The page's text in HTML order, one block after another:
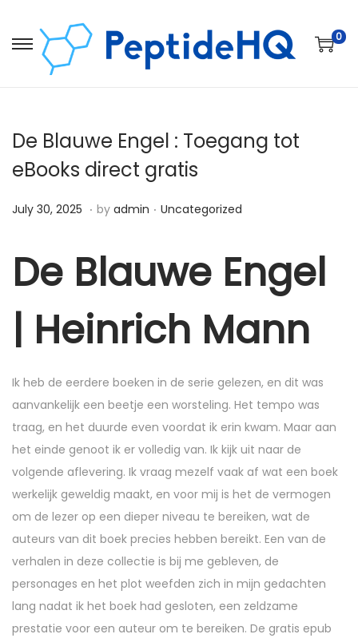
0
De Blauwe Engel : Toegang tot
eBooks direct gratis
Posted on
July 30, 2025 D
e
b
e
7
,
2
0
2
5
. by admin . Posted in
Uncategorized
De Blauwe Engel
| Heinrich Mann
Ik heb de eerdere boeken in de serie gelezen, en dit was
aanvankelijk een beetje een worsteling. Het tempo was
traag, en het duurde even voordat ik erin kwam. Maar aan
het einde genoot ik er volledig van. Ik kijk uit naar de
volgende aflevering. Ik vraag mezelf vaak af wat een boek
werkelijk geweldig maakt, en voor mij is het de vermogen
om de lezer op een dieper niveau te bereiken, wat de
auteurs van dit boek precies hebben bereikt. Een van de
verhalen in deze collectie is bij me gebleven, de
personages en het plot weefden zich in mijn gedachten
lang nadat ik het boek had gesloten, een zeldzame
prestatie voor een auteur om te bereiken. De gratis epub